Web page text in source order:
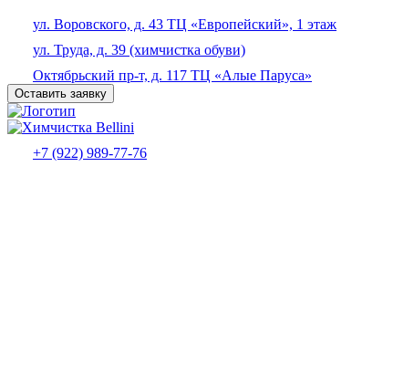
ул. Воровского, д. 43 ТЦ «Европейский», 1 этаж
ул. Труда, д. 39 (химчистка обуви)
Октябрьский пр-т, д. 117 ТЦ «Алые Паруса»
Оставить заявку
+7 (922) 989-77-76